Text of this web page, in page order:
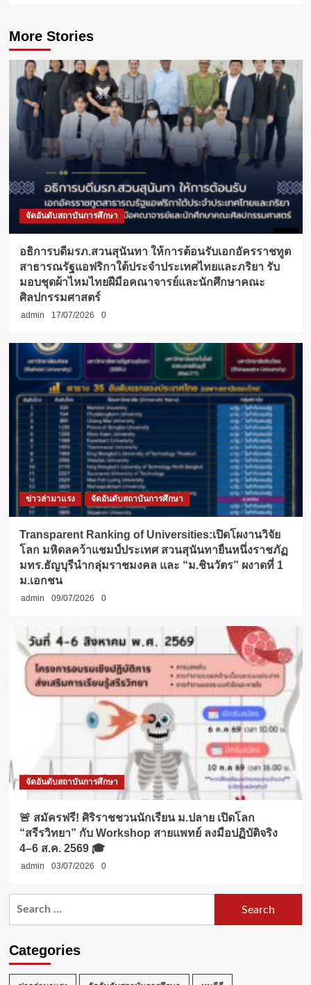
More Stories
จัดอันดับสถาบันการศึกษา
อธิการบดีมรภ.สวนสุนันทา ให้การต้อนรับเอกอัครราชทูต
สาธารณรัฐแอฟริกาใต้ประจำประเทศไทยและภริยา รับ
มอบชุดผ้าไหมไทยฝีมือคณาจารย์และนักศึกษาคณะ
ศิลปกรรมศาสตร์
admin 17/07/2026 0
ข่าวล่ามาแรง จัดอันดับสถาบันการศึกษา
Transparent Ranking of Universities:เปิดโผงานวิจัย
โลก มหิดลคว้าแชมป์ประเทศ สวนสุนันทายืนหนึ่งราชภัฏ
มทร.ธัญบุรีนำกลุ่มราชมงคล และ “ม.ชินวัตร” ผงาดที่ 1
ม.เอกชน
admin 09/07/2026 0
จัดอันดับสถาบันการศึกษา
🚨 สมัครฟรี! ศิริราชชวนนักเรียน ม.ปลาย เปิดโลก
“สรีรวิทยา” กับ Workshop สายแพทย์ ลงมือปฏิบัติจริง
4–6 ส.ค. 2569 🎓
admin 03/07/2026 0
Categories